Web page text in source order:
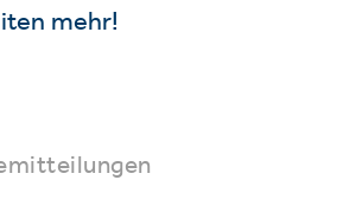
mehr!